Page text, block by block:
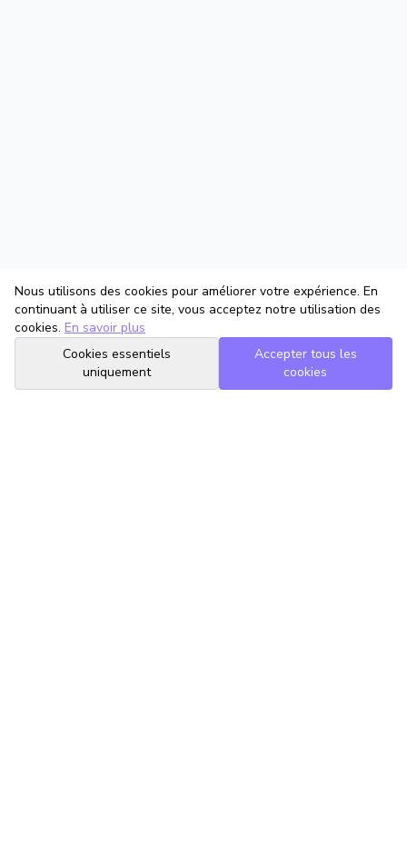
Nous utilisons des cookies pour améliorer votre expérience. En
continuant à utiliser ce site, vous acceptez notre utilisation des
cookies. En savoir plus
Cookies essentiels
uniquement
Accepter tous les
cookies